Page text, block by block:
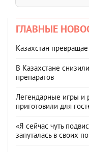
ГЛАВНЫЕ
Казахстан
В Казахстане
препаратов
Легендарные игры и
приготовили для
«Я сейчас чуть
запуталась в своих